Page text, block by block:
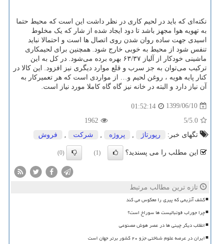
نکته‌ای که باید در لحیم‌ کاری در نظر داشت این است که محیط حتما
به تهویه هوا مجهز باشد تا دود ایجاد شده از شار که یک مخلوط
اسیدی جهت ساده روان شدن روی اتصال ها است و احتمالا نباید
تنفس شود از محیط به خوبی خارج شود. همچنین برای لحیمکاری
ماشینی خودکار از آلیاز ۶۳/۳۷ بهره برده می‌شود. در کل به این
ترکیب می‌توان به جز سرب و قلع موارد دیگری نیز افزود. این کالا در
کنار پایه هویه ، روغن لحیم و… از مواردی است که هر تعمیرکار به
آن نیاز دارد و البته در خانه نیز گاه گاه کاملا مورد نیاز است.
1399/06/10
01:52:14
5.0
/5
1962
تگهای خبر:
رپورتاژ پروژه شركت فروش
این مطلب را می پسندید؟ (1)
(0)
تازه ترین مطالب مرتبط
کشف آنزیمی که پیری را معکوس می کند
چرا جوراب فوتبالیست ها سوراخ است؟
انقلاب دیگر چینی ها در عصر هوش مصنوعی
ایران در عرصه علوم شناختی جزو ۲۰ کشور برتر جهان است